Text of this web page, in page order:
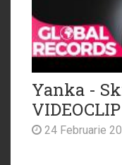
Yanka -
VIDEOCLIP
24 Februarie